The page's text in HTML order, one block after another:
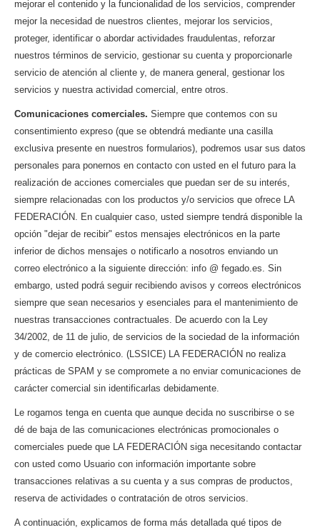
mejorar el contenido y la funcionalidad de los servicios, comprender
mejor la necesidad de nuestros clientes, mejorar los servicios,
proteger, identificar o abordar actividades fraudulentas, reforzar
nuestros términos de servicio, gestionar su cuenta y proporcionarle
servicio de atención al cliente y, de manera general, gestionar los
servicios y nuestra actividad comercial, entre otros.
Comunicaciones comerciales. Siempre que contemos con su
consentimiento expreso (que se obtendrá mediante una casilla
exclusiva presente en nuestros formularios), podremos usar sus datos
personales para ponernos en contacto con usted en el futuro para la
realización de acciones comerciales que puedan ser de su interés,
siempre relacionadas con los productos y/o servicios que ofrece LA
FEDERACIÓN. En cualquier caso, usted siempre tendrá disponible la
opción "dejar de recibir" estos mensajes electrónicos en la parte
inferior de dichos mensajes o notificarlo a nosotros enviando un
correo electrónico a la siguiente dirección: info @ fegado.es. Sin
embargo, usted podrá seguir recibiendo avisos y correos electrónicos
siempre que sean necesarios y esenciales para el mantenimiento de
nuestras transacciones contractuales. De acuerdo con la Ley
34/2002, de 11 de julio, de servicios de la sociedad de la información
y de comercio electrónico. (LSSICE) LA FEDERACIÓN no realiza
prácticas de SPAM y se compromete a no enviar comunicaciones de
carácter comercial sin identificarlas debidamente.
Le rogamos tenga en cuenta que aunque decida no suscribirse o se
dé de baja de las comunicaciones electrónicas promocionales o
comerciales puede que LA FEDERACIÓN siga necesitando contactar
con usted como Usuario con información importante sobre
transacciones relativas a su cuenta y a sus compras de productos,
reserva de actividades o contratación de otros servicios.
A continuación, explicamos de forma más detallada qué tipos de